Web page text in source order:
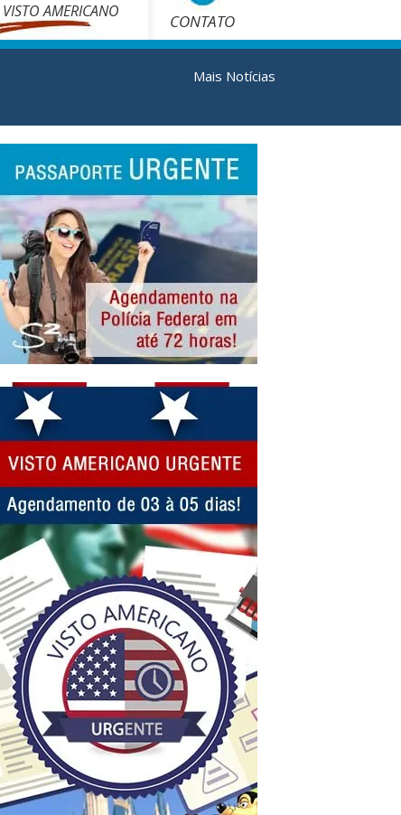
VISTO AMERICANO
CONTATO
Mais Notícias